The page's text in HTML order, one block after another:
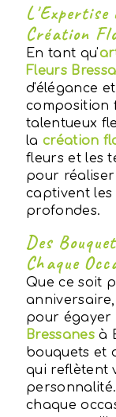
L'Expertise
Création
En tant qu'
Fleurs
d'élégance
composition
talentueux
la création
fleurs et les
pour
captivent les
profondes.
Des
Chaque
Que ce soit
pour
Bressanesà
bouquets et
qui reflètent
chaque